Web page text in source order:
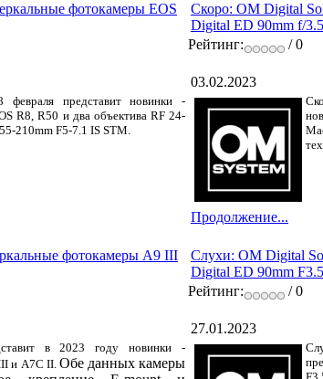
фотокамеры EOS
представит новинки -
R8, R50 и два объектива RF 24-
210mm F5-7.1 IS STM.
Скоро: OM Digital
Digital ED 90mm f/
Рейтинг:
/ 0
03.02.2023
Продолжение...
фотокамеры A9 III
в 2023 году новинки -
и A7C II. Обе данных камеры
Слухи: OM Digital
Digital ED 90mm
Рейтинг:
/ 0
27.01.2023